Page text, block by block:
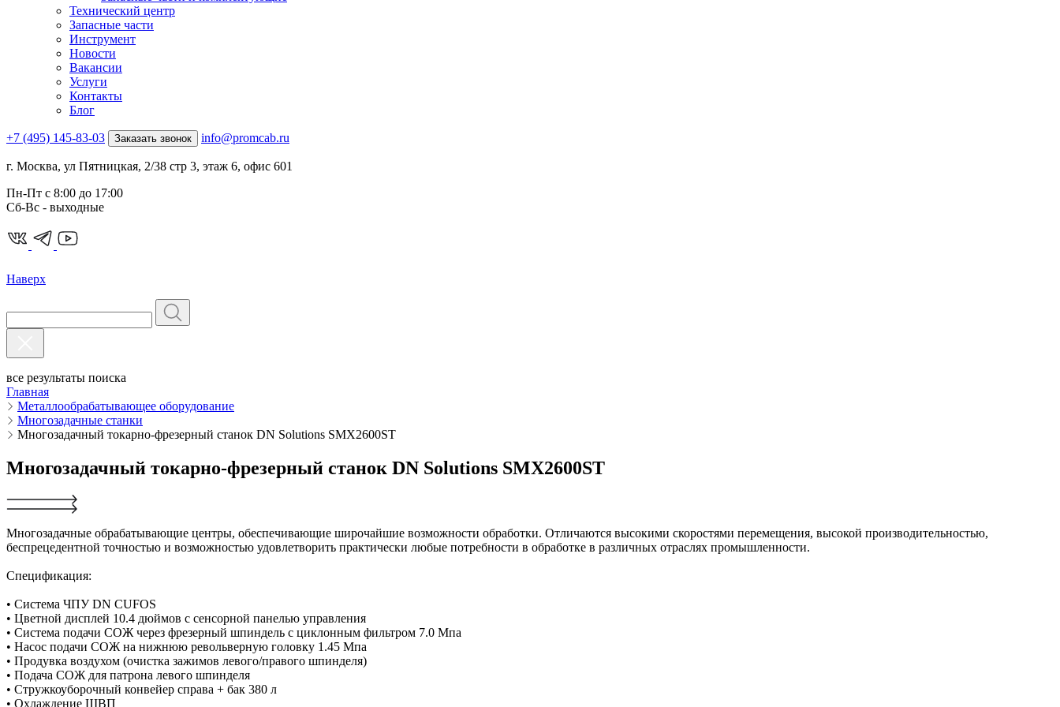
Технический центр
Запасные части
Инструмент
Новости
Вакансии
Услуги
Контакты
Блог
+7 (495) 145-83-03 Заказать звонок info@promcab.ru
г. Москва, ул Пятницкая, 2/38 стр 3, этаж 6, офис 601
Пн-Пт c 8:00 до 17:00
Сб-Вс - выходные
Наверх
все результаты поиска
Главная
Металлообрабатывающее оборудование
Многозадачные станки
Многозадачный токарно-фрезерный станок DN Solutions SMX2600ST
Многозадачный токарно-фрезерный станок DN Solutions SMX2600ST
Многозадачные обрабатывающие центры, обеспечивающие широчайшие возможности обработки. Отличаются высокими скоростями перемещения, высокой производительностью,
беспрецедентной точностью и возможностью удовлетворить практически любые потребности в обработке в различных отраслях промышленности.
Спецификация:
• Система ЧПУ DN CUFOS
• Цветной дисплей 10.4 дюймов с сенсорной панелью управления
• Система подачи СОЖ через фрезерный шпиндель с циклонным фильтром 7.0 Мпа
• Насос подачи СОЖ на нижнюю револьверную головку 1.45 Мпа
• Продувка воздухом (очистка зажимов левого/правого шпинделя)
• Подача СОЖ для патрона левого шпинделя
• Стружкоуборочный конвейер справа + бак 380 л
• Охлаждение ШВП